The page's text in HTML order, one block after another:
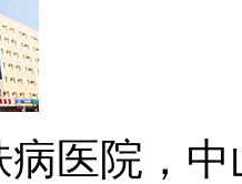
医院，